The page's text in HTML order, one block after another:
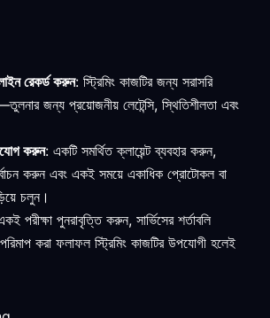
রেকর্ড করুন: স্ট্রিমিং কাজটির জন্য সরাসরি
জন্য প্রয়োজনীয় লেটেন্সি, স্থিতিশীলতা এবং
করুন: একটি সমর্থিত ক্লায়েন্ট ব্যবহার করুন,
করুন এবং একই সময়ে একাধিক প্রোটোকল বা
চলুন।
পরীক্ষা পুনরাবৃত্তি করুন, সার্ভিসের শর্তাবলি
করা ফলাফল স্ট্রিমিং কাজটির উপযোগী হলেই